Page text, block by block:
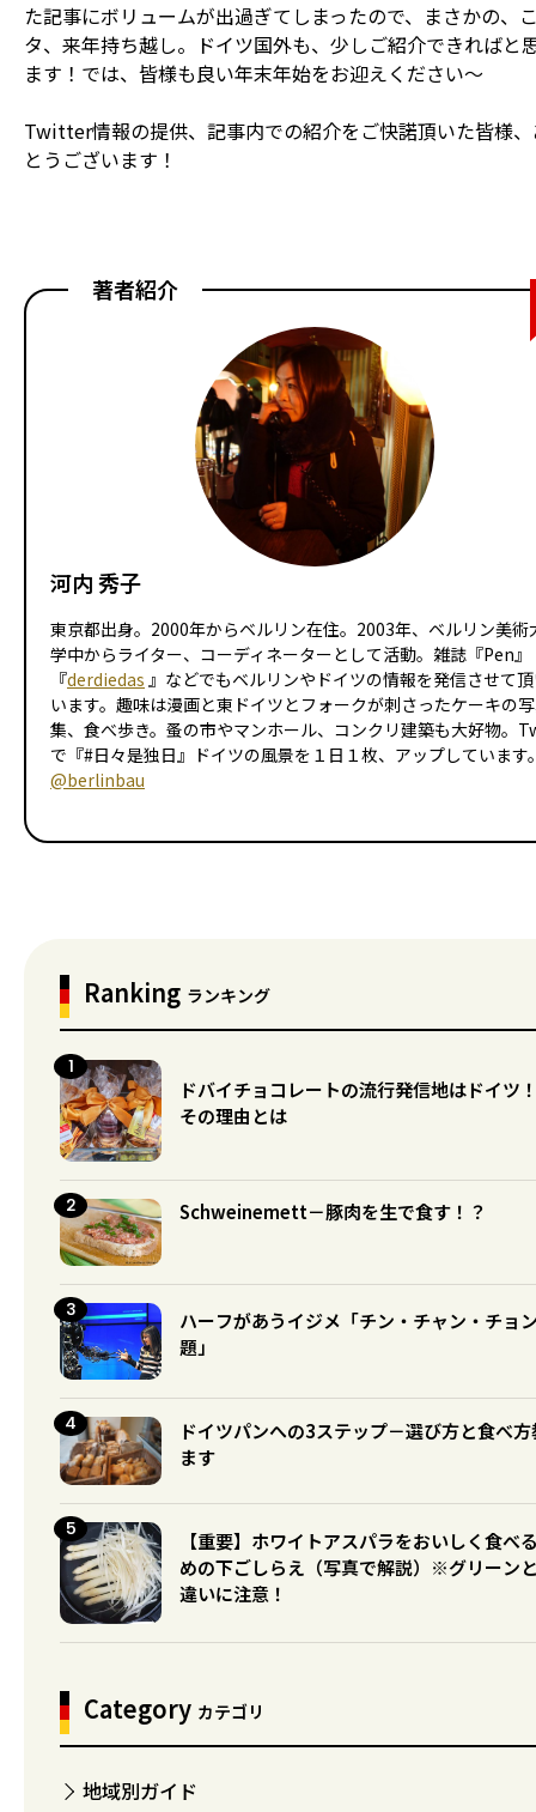
た記事にボリュームが出過ぎてしまったので、まさかの、
タ、来年持ち越し。ドイツ国外も、少しご紹介できればと
ます！では、皆様も良い年末年始をお迎えください〜
Twitter情報の提供、記事内での紹介をご快諾頂いた皆様
とうございます！
著者紹介
河内 秀子
東京都出身。2000年からベルリン在住。2003年、ベルリン美術
学中からライター、コーディネーターとして活動。雑誌『Pen』
『derdiedas 』などでもベルリンやドイツの情報を発信させて
います。趣味は漫画と東ドイツとフォークが刺さったケーキの
集、食べ歩き。蚤の市やマンホール、コンクリ建築も大好物。
で『#日々是独日』ドイツの風景を１日１枚、アップしています
@berlinbau
Ranking ランキング
ドバイチョコレートの流行発信地はドイツ
その理由とは
Schweinemett－豚肉を生で食す！？
ハーフがあうイジメ「チン・チャン・チョ
題」
ドイツパンへの3ステップ－選び方と食べ
ます
【重要】ホワイトアスパラをおいしく食べ
めの下ごしらえ（写真で解説）※グリーン
違いに注意！
Category カテゴリ
地域別ガイド